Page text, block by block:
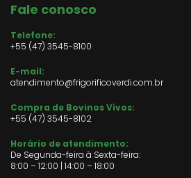
Fale conosco
Telefone:
+55 (47) 3545-8100
E-mail:
atendimento@frigorificoverdi.com.br
Compra de Bovinos Vivos:
+55 (47) 3545-8102
Horário de atendimento:
De Segunda-feira à Sexta-feira:
8:00 – 12:00 | 14:00 – 18:00